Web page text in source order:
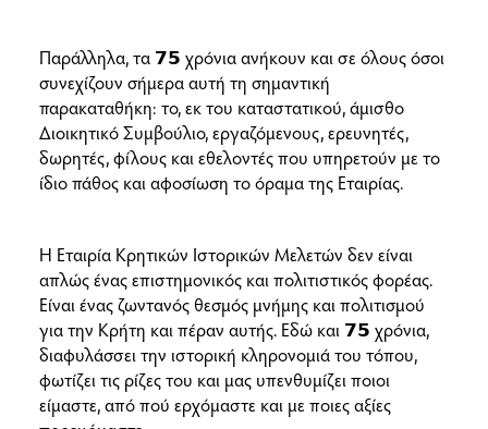
Παράλληλα, τα 𝟳𝟱 χρόνια ανήκουν και σε όλους όσοι
συνεχίζουν σήμερα αυτή τη σημαντική
παρακαταθήκη: το, εκ του καταστατικού, άμισθο
Διοικητικό Συμβούλιο, εργαζόμενους, ερευνητές,
δωρητές, φίλους και εθελοντές που υπηρετούν με το
ίδιο πάθος και αφοσίωση το όραμα της Εταιρίας.
Η Εταιρία Κρητικών Ιστορικών Μελετών δεν είναι
απλώς ένας επιστημονικός και πολιτιστικός φορέας.
Είναι ένας ζωντανός θεσμός μνήμης και πολιτισμού
για την Κρήτη και πέραν αυτής. Εδώ και 𝟳𝟱 χρόνια,
διαφυλάσσει την ιστορική κληρονομιά του τόπου,
φωτίζει τις ρίζες του και μας υπενθυμίζει ποιοι
είμαστε, από πού ερχόμαστε και με ποιες αξίες